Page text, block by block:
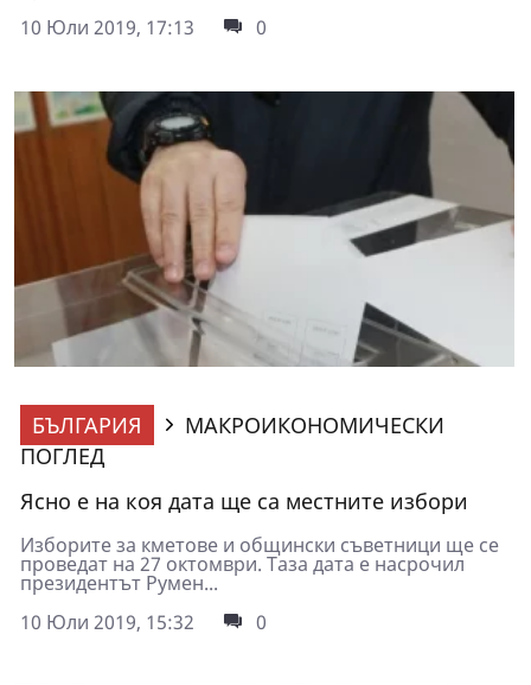
10 Юли 2019, 17:13
0
БЪЛГАРИЯ
МАКРОИКОНОМИЧЕСКИ
ПОГЛЕД
Ясно е на коя дата ще са местните избори
Изборите за кметове и общински съветници ще се
проведат на 27 октомври. Таза дата е насрочил
президентът Румен...
10 Юли 2019, 15:32
0